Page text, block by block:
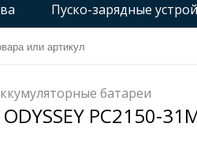
Пуско-зарядные
устройства
питания (ИБП)
батареи
PC2150-